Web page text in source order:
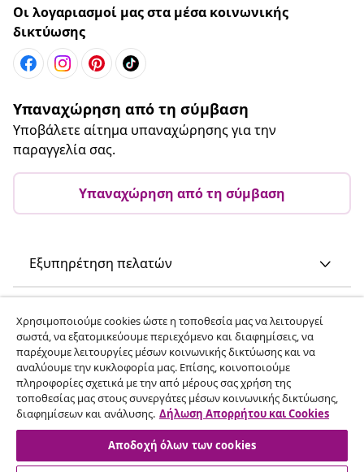
Οι λογαριασμοί μας στα μέσα κοινωνικής
δικτύωσης
Υπαναχώρηση από τη σύμβαση
Υποβάλετε αίτημα υπαναχώρησης για την
παραγγελία σας.
Υπαναχώρηση από τη σύμβαση
Εξυπηρέτηση πελατών
vidaXL
Ανακαλύψτε περισσότερα
Χρησιμοποιούμε cookies ώστε η τοποθεσία μας να λειτουργεί
σωστά, να εξατομικεύουμε περιεχόμενο και διαφημίσεις, να
παρέχουμε λειτουργίες μέσων κοινωνικής δικτύωσης και να
αναλύουμε την κυκλοφορία μας. Επίσης, κοινοποιούμε
πληροφορίες σχετικά με την από μέρους σας χρήση της
τοποθεσίας μας στους συνεργάτες μέσων κοινωνικής δικτύωσης,
διαφημίσεων και ανάλυσης. Δήλωση Απορρήτου και Cookies
Αποδοχή όλων των cookies